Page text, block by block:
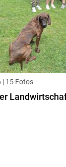
| 15 Fotos